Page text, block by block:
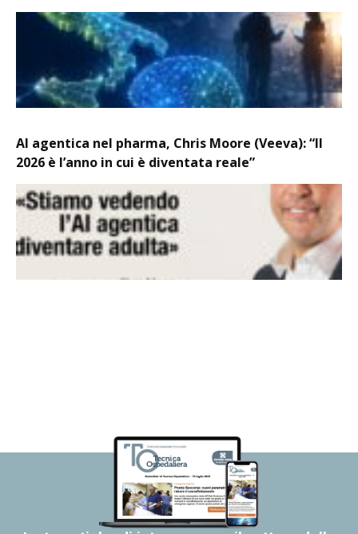
AI agentica nel pharma, Chris Moore (Veeva): “Il
2026 è l’anno in cui è diventata reale”